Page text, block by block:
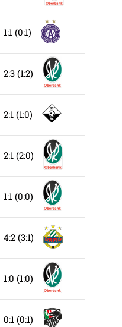
1:1 (0:1)
2:3 (1:2)
2:1 (1:0)
2:1 (2:0)
1:1 (0:0)
4:2 (3:1)
1:0 (1:0)
0:1 (0:1)